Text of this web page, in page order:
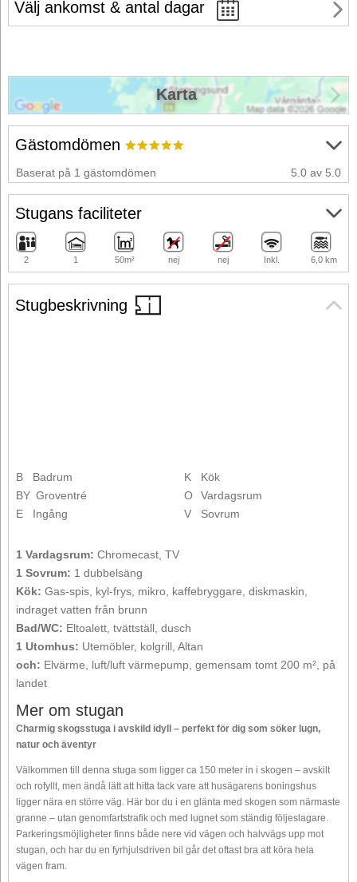
Välj ankomst & antal dagar
Stugbeskrivning
B
Badrum
BY Groventré
E
Ingång
K
Kök
O
Vardagsrum
V
Sovrum
1 Vardagsrum: Chromecast, TV
1 Sovrum: 1 dubbelsäng
Kök: Gas-spis, kyl-frys, mikro, kaffebryggare, diskmaskin,
indraget vatten från brunn
Bad/WC: Eltoalett, tvättställ, dusch
1 Utomhus: Utemöbler, kolgrill, Altan
och: Elvärme, luft/luft värmepump, gemensam tomt 200 m², på
landet
Mer om stugan
Charmig skogsstuga i avskild idyll – perfekt för dig som söker lugn,
natur och äventyr
Välkommen till denna stuga som ligger ca 150 meter in i skogen – avskilt
och rofyllt, men ändå lätt att hitta tack vare att husägarens boningshus
ligger nära en större väg. Här bor du i en glänta med skogen som närmaste
granne – utan genomfartstrafik och med lugnet som ständig följeslagare.
Parkeringsmöjligheter finns både nere vid vägen och halvvägs upp mot
stugan, och har du en fyrhjulsdriven bil går det oftast bra att köra hela
vägen fram.
Gästomdömen
Baserat på 1 gästomdömen 5.0 av 5.0
Stugans faciliteter
2 1 50m² nej nej Inkl. 6,0 km
Karta